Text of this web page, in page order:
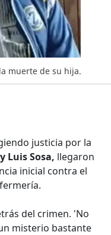
muerte de su hija.
justicia por la
Luis Sosa, llegaron
inicial contra el
del crimen. 'No
misterio bastante